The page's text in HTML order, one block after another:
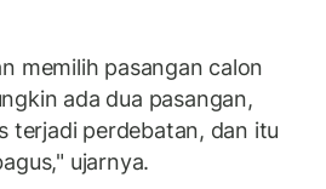
memilih pasangan calon
ada dua pasangan,
terjadi perdebatan, dan itu
ujarnya.